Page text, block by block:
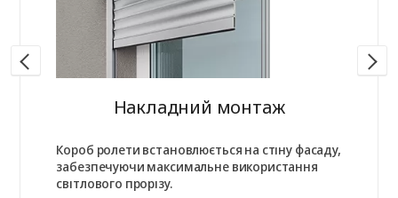
Накладний монтаж
Короб ролети встановлюється на стіну фасаду,
забезпечуючи максимальне використання
світлового прорізу.